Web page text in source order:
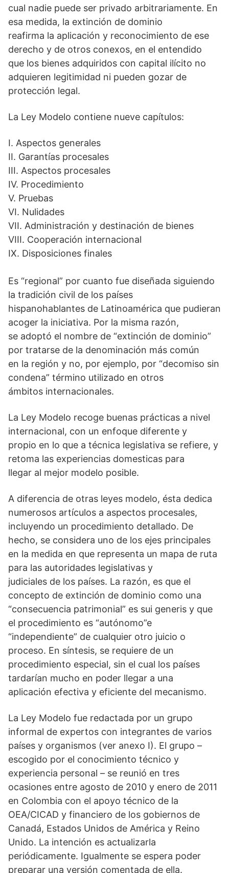
cual nadie puede ser privado arbitrariamente. En
esa medida, la extinción de dominio
reafirma la aplicación y reconocimiento de ese
derecho y de otros conexos, en el entendido
que los bienes adquiridos con capital ilícito no
adquieren legitimidad ni pueden gozar de
protección legal.
La Ley Modelo contiene nueve capítulos:
I. Aspectos generales
II. Garantías procesales
III. Aspectos procesales
IV. Procedimiento
V. Pruebas
VI. Nulidades
VII. Administración y destinación de bienes
VIII. Cooperación internacional
IX. Disposiciones finales
Es “regional” por cuanto fue diseñada siguiendo
la tradición civil de los países
hispanohablantes de Latinoamérica que pudieran
acoger la iniciativa. Por la misma razón,
se adoptó el nombre de “extinción de dominio”
por tratarse de la denominación más común
en la región y no, por ejemplo, por “decomiso sin
condena” término utilizado en otros
ámbitos internacionales.
La Ley Modelo recoge buenas prácticas a nivel
internacional, con un enfoque diferente y
propio en lo que a técnica legislativa se refiere, y
retoma las experiencias domesticas para
llegar al mejor modelo posible.
A diferencia de otras leyes modelo, ésta dedica
numerosos artículos a aspectos procesales,
incluyendo un procedimiento detallado. De
hecho, se considera uno de los ejes principales
en la medida en que representa un mapa de ruta
para las autoridades legislativas y
judiciales de los países. La razón, es que el
concepto de extinción de dominio como una
“consecuencia patrimonial” es sui generis y que
el procedimiento es “autónomo”e
“independiente” de cualquier otro juicio o
proceso. En síntesis, se requiere de un
procedimiento especial, sin el cual los países
tardarían mucho en poder llegar a una
aplicación efectiva y eficiente del mecanismo.
La Ley Modelo fue redactada por un grupo
informal de expertos con integrantes de varios
países y organismos (ver anexo I). El grupo –
escogido por el conocimiento técnico y
experiencia personal – se reunió en tres
ocasiones entre agosto de 2010 y enero de 2011
en Colombia con el apoyo técnico de la
OEA/CICAD y financiero de los gobiernos de
Canadá, Estados Unidos de América y Reino
Unido. La intención es actualizarla
periódicamente. Igualmente se espera poder
preparar una versión comentada de ella.